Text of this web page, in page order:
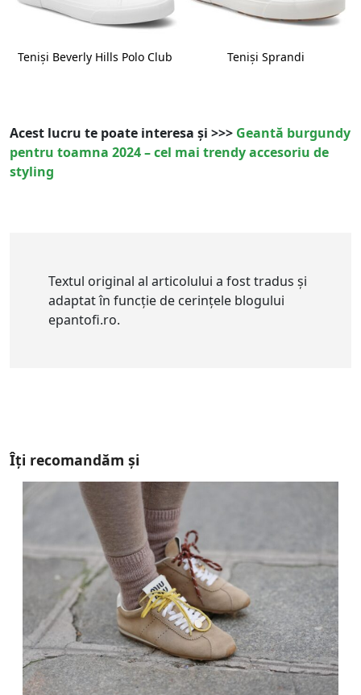
Teniși Beverly Hills Polo Club Teniși Sprandi
Acest lucru te poate interesa și >>> Geantă burgundy
pentru toamna 2024 – cel mai trendy accesoriu de
styling
Textul original al articolului a fost tradus și
adaptat în funcție de cerințele blogului
epantofi.ro.
Îți recomandăm și